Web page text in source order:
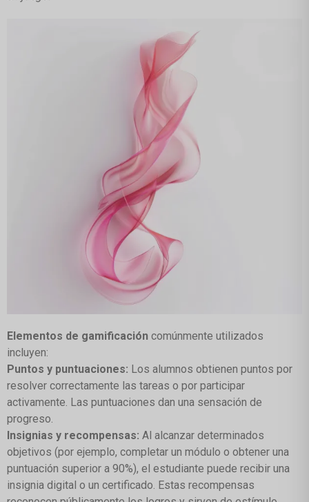
Elementos de gamificación comúnmente utilizados
incluyen:
Puntos y puntuaciones: Los alumnos obtienen puntos por
resolver correctamente las tareas o por participar
activamente. Las puntuaciones dan una sensación de
progreso.
Insignias y recompensas: Al alcanzar determinados
objetivos (por ejemplo, completar un módulo o obtener una
puntuación superior a 90%), el estudiante puede recibir una
insignia digital o un certificado. Estas recompensas